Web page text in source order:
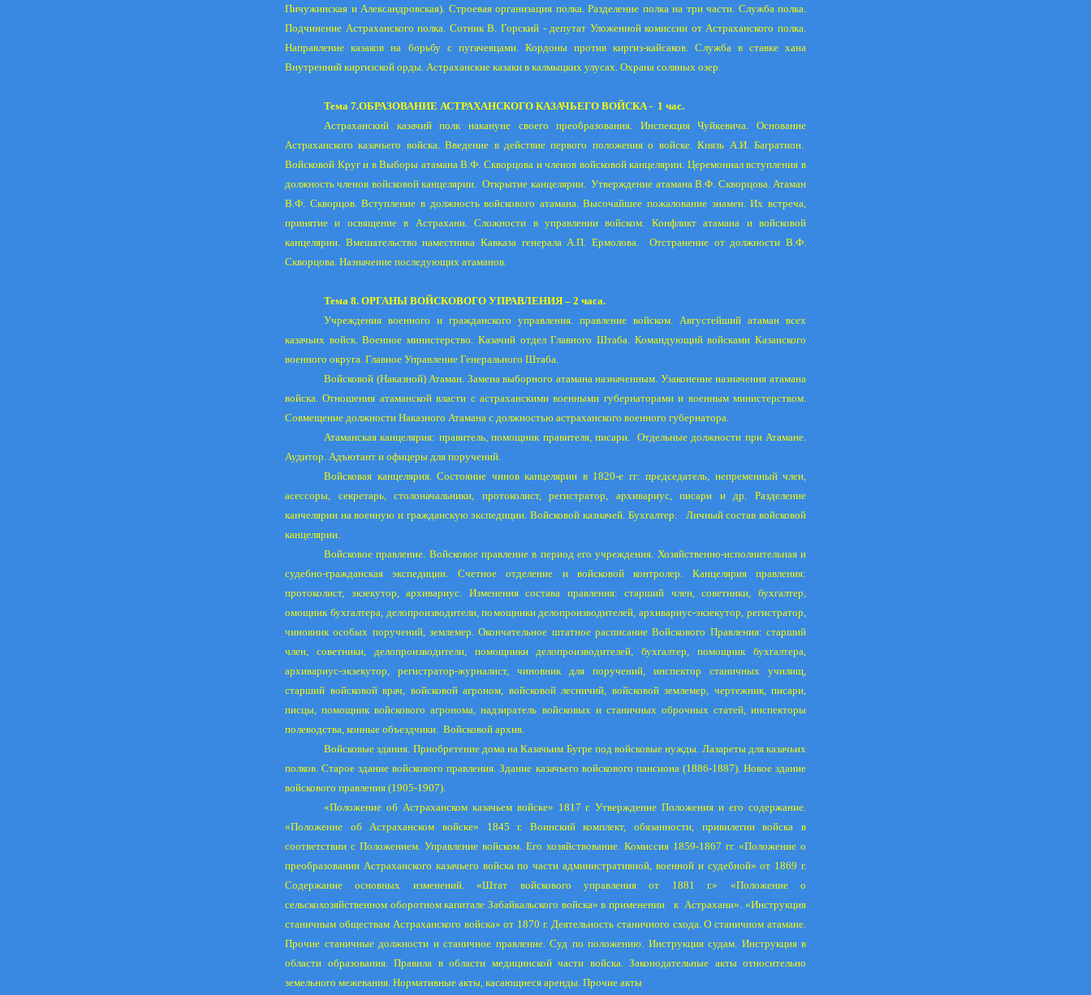
Пичужинская и Александровская). Строевая организация полка. Разделение полка на три части. Служба полка.
Подчинение Астраханского полка. Сотник В. Горский - депутат Уложенной комиссии от Астраханского полка.
Направление казаков на борьбу с пугачевцами. Кордоны против киргиз-кайсаков. Служба в ставке хана
Внутренний киргизской орды. Астраханские казаки в калмыцких улусах. Охрана соляных озер.
Тема 7.ОБРАЗОВАНИЕ АСТРАХАНСКОГО КАЗАЧЬЕГО ВОЙСКА - 1 час.
Астраханский казачий полк накануне своего преобразования. Инспекция Чуйкевича. Основание
Астраханского казачьего войска. Введение в действие первого положения о войске. Князь А.И. Багратион.
Войсковой Круг и в Выборы атамана В.Ф. Скворцова и членов войсковой канцелярии. Церемониал вступления в
должность членов войсковой канцелярии. Открытие канцелярии. Утверждение атамана В.Ф. Скворцова. Атаман
В.Ф. Скворцов. Вступление в должность войскового атамана. Высочайшее пожалование знамен. Их встреча,
принятие и освящение в Астрахани. Сложности в управлении войском. Конфликт атамана и войсковой
канцелярии. Вмешательство наместника Кавказа генерала А.П. Ермолова.
Отстранение от должности В.Ф.
Скворцова. Назначение последующих атаманов.
Тема 8. ОРГАНЫ ВОЙСКОВОГО УПРАВЛЕНИЯ – 2 часа.
Учреждения военного и гражданского управления. правление войском. Августейший атаман всех
казачьих войск. Военное министерство. Казачий отдел Главного Штаба. Командующий войсками Казанского
военного округа. Главное Управление Генерального Штаба.
Войсковой (Наказной) Атаман. Замена выборного атамана назначенным. Узаконение назначения атамана
войска. Отношения атаманской власти с астраханскими военными губернаторами и военным министерством.
Совмещение должности Наказного Атамана с должностью астраханского военного губернатора.
Атаманская канцелярия: правитель, помощник правителя, писари. Отдельные должности при Атамане.
Аудитор. Адъютант и офицеры для поручений.
Войсковая канцелярия. Состояние чинов канцелярии в 1820-е гг: председатель, непременный член,
асессоры, секретарь, столоначальники, протоколист, регистратор, архивариус, писари и др. Разделение
канчелярии на военную и гражданскую экспедиции. Войсковой казначей. Бухгалтер.
Личный состав войсковой
канцелярии.
Войсковое правление. Войсковое правление в период его учреждения. Хозяйственно-исполнительная и
судебно-гражданская экспедиции. Счетное отделение и войсковой контролер. Канцелярия правления:
протоколист, экзекутор, архивариус. Изменения состава правления: старший член, советники, бухгалтер,
омощник бухгалтера, делопроизводители, помощники делопроизводителей, архивариус-экзекутор, регистратор,
чиновник особых поручений, землемер. Окончательное штатное расписание Войскового Правления: старший
член, советники, делопроизводители, помощники делопроизводителей, бухгалтер, помощник бухгалтера,
архивариус-экзекутор, регистратор-журналист, чиновник для поручений, инспектор станичных училищ,
старший войсковой врач, войсковой агроном, войсковой лесничий, войсковой землемер, чертежник, писари,
писцы, помощник войскового агронома, надзиратель войсковых и станичных оброчных статей, инспекторы
полеводства, конные объездчики. Войсковой архив.
Войсковые здания. Приобретение дома на Казачьим Бугре под войсковые нужды. Лазареты для казачьих
полков. Старое здание войскового правления. Здание казачьего войскового пансиона (1886-1887). Новое здание
войскового правления (1905-1907).
«Положение об Астраханском казачьем войске» 1817 г. Утверждение Положения и его содержание.
«Положение об Астраханском войске» 1845 г. Воинский комплект, обязанности, привилегии войска в
соответствии с Положением. Управление войском. Его хозяйствование. Комиссия 1859-1867 гг. «Положение о
преобразовании Астраханского казачьего войска по части административной, военной и судебной» от 1869 г.
Содержание основных изменений. «Штат войскового управления от 1881 г.» «Положение о
сельскохозяйственном оборотном капитале Забайкальского войска» в применении
к Астрахани». «Инструкция
станичным обществам Астраханского войска» от 1870 г. Деятельность станичного схода. О станичном атамане.
Прочие станичные должности и станичное правление. Суд по положению. Инструкция судам. Инструкция в
области образования. Правила в области медицинской части войска. Законодательные акты относительно
земельного межевания. Нормативные акты, касающиеся аренды. Прочие акты